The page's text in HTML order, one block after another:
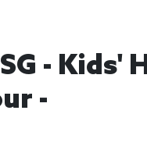
- Kids'
-